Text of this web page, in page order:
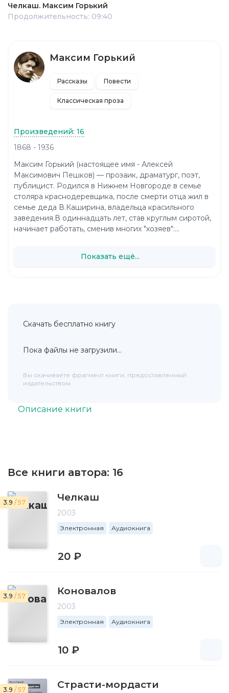
Челкаш. Максим Горький
Продолжительность: 09:40
Описание книги
Все книги автора: 16
3.9 / 57 Челкаш
2003
Электронная Аудиокнига
20 ₽
3.9 / 57 Коновалов
2003
Электронная Аудиокнига
10 ₽
3.9 / 57 Страсти-мордасти
Максим Горький
Рассказы Повести
Классическая проза
Произведений: 16
1868 - 1936
Максим Горький (настоящее имя - Алексей
Максимович Пешков) — прозаик, драматург, поэт,
публицист. Родился в Нижнем Новгороде в семье
столяра краснодеревщика, после смерти отца жил в
семье деда В.Каширина, владельца красильного
заведения.В одиннадцать лет, став круглым сиротой,
начинает работать, сменив многих "хозяев":...
Показать ещё...
Скачать бесплатно книгу
Пока файлы не загрузили...
Вы скачиваете фрагмент книги, предоставленный
издательством